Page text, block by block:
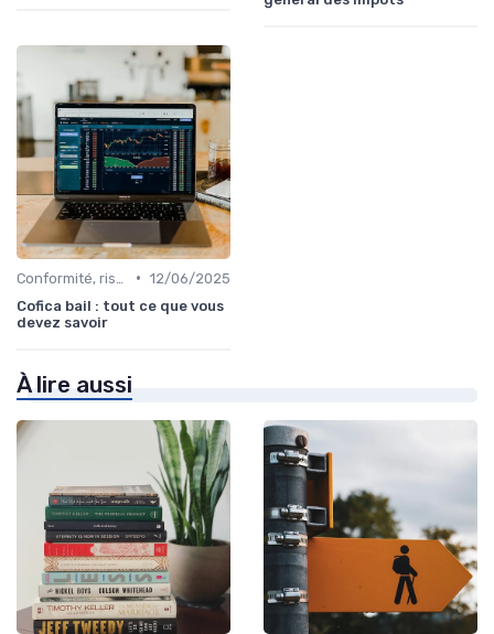
• 12/06/2025
Cofica bail : tout ce que vous
devez savoir
À lire aussi